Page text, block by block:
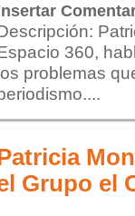
360,
problemas
Grupo el